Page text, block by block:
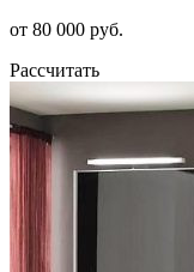
от 80 000 руб.
Рассчитать